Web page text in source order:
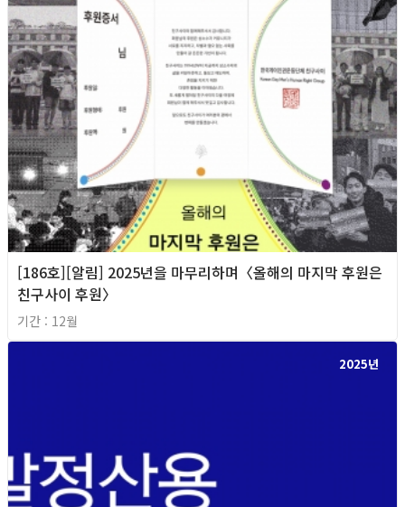
[186호][알림] 2025년을 마무리하며〈올해의 마지막 후원은
친구사이 후원〉
기간 : 12월
2025년